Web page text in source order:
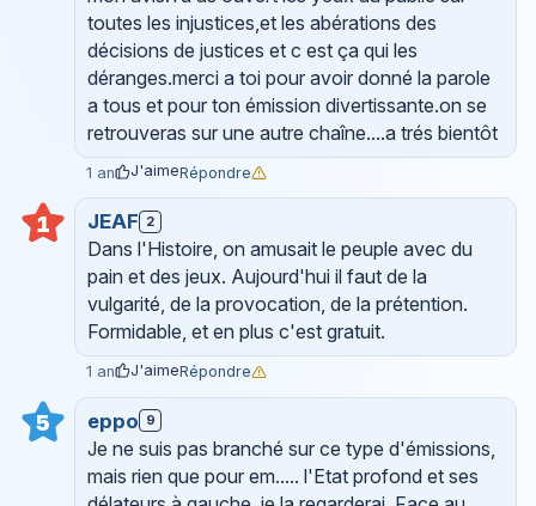
toutes les injustices,et les abérations des
décisions de justices et c est ça qui les
déranges.merci a toi pour avoir donné la parole
a tous et pour ton émission divertissante.on se
retrouveras sur une autre chaîne....a trés bientôt
1 an J'aimeRépondre
1 JEAF 2
Dans l'Histoire, on amusait le peuple avec du
pain et des jeux. Aujourd'hui il faut de la
vulgarité, de la provocation, de la prétention.
Formidable, et en plus c'est gratuit.
1 an J'aimeRépondre
5 eppo 9
Je ne suis pas branché sur ce type d'émissions,
mais rien que pour em..... l'Etat profond et ses